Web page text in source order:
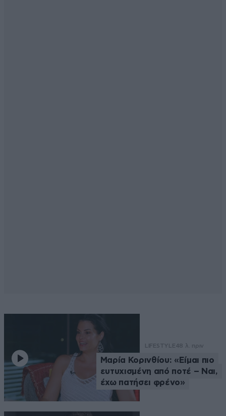
LIFESTYLE48 λ. πριν
Μαρία Κορινθίου: «Είμαι πιο
ευτυχισμένη από ποτέ – Ναι,
έχω πατήσει φρένο»